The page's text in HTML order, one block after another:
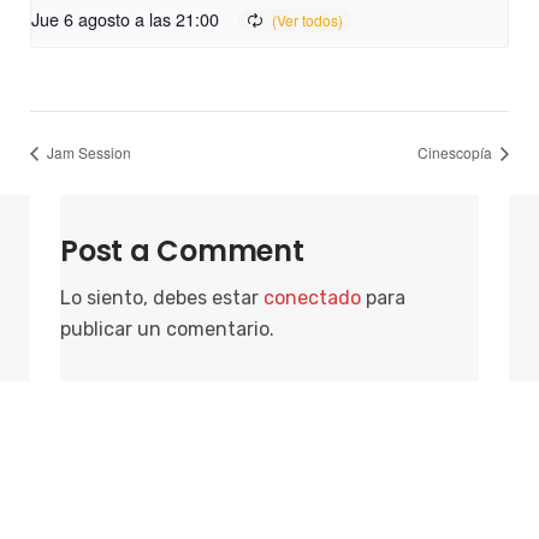
Jue 6 agosto a las 21:00
Jam Session Cinescopía
Post a Comment
Lo siento, debes estar conectado para
publicar un comentario.